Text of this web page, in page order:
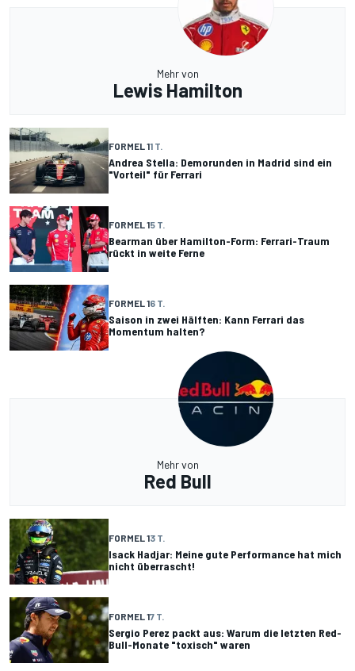
Mehr von
Lewis Hamilton
FORMEL 11 T.
Andrea Stella: Demorunden in Madrid sind ein
"Vorteil" für Ferrari
FORMEL 15 T.
Bearman über Hamilton-Form: Ferrari-Traum
rückt in weite Ferne
FORMEL 16 T.
Saison in zwei Hälften: Kann Ferrari das
Momentum halten?
Mehr von
Red Bull
FORMEL 13 T.
Isack Hadjar: Meine gute Performance hat mich
nicht überrascht!
FORMEL 17 T.
Sergio Perez packt aus: Warum die letzten Red-
Bull-Monate "toxisch" waren